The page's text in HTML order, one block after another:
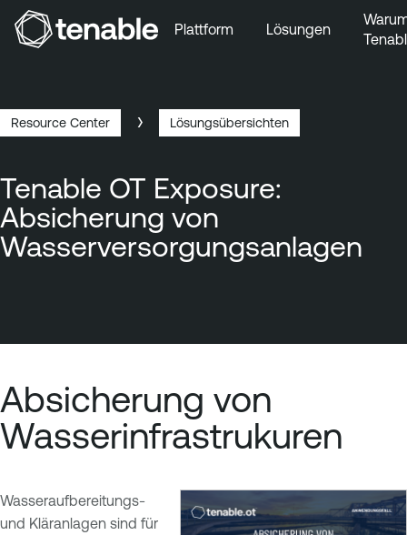
Zur Fußzeile wechseln
Plattform Lösungen
Breadcrumb
Resource Center Lösungsübersichten
Tenable OT Exposure:
Absicherung von
Wasserversorgungsanlagen
Absicherung von
Wasserinfrastrukuren
Wasseraufbereitungs-
und Kläranlagen sind für